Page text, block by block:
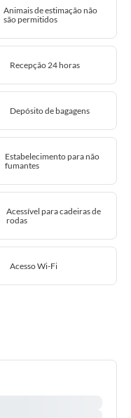
Animais de estimação não
são permitidos
Recepção 24 horas
Depósito de bagagens
Estabelecimento para não
fumantes
Acessível para cadeiras de
rodas
Acesso Wi-Fi